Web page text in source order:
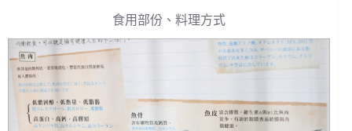
食用部份、料理方式